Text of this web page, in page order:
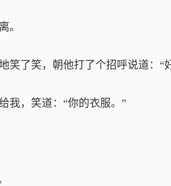
。
笑了笑，朝他打了个招呼说道：
我，笑道：“你的衣服。”